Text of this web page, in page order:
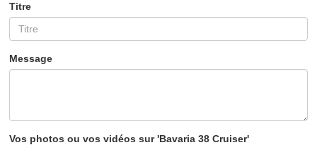
Titre
Message
Vos photos ou vos vidéos sur 'Bavaria 38 Cruiser'